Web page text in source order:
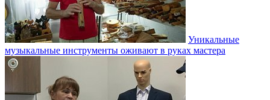
Уникальные
музыкальные инструменты оживают в руках мастера